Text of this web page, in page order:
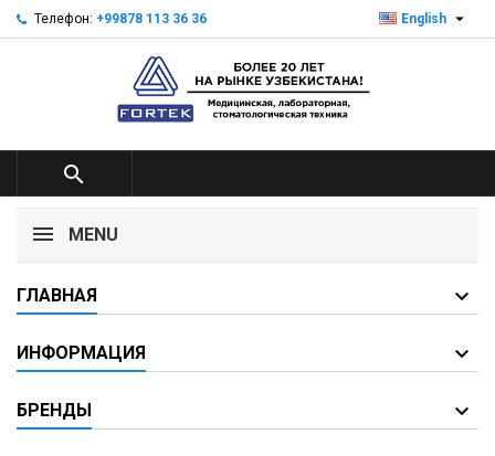
Телефон: +99878 113 36 36 English 

MENU
ГЛАВНАЯ
ИНФОРМАЦИЯ
БРЕНДЫ